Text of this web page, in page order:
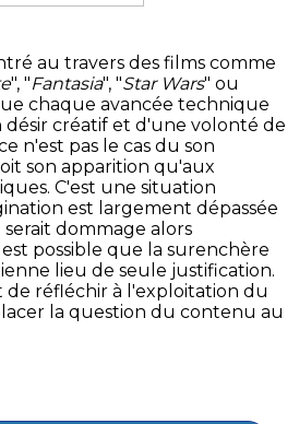
au travers des films comme
", "Fantasia", "Star Wars" ou
chaque avancée technique
créatif et d'une volonté de
n'est pas le cas du son
son apparition qu'aux
C'est une situation
est largement dépassée
dommage alors
possible que la surenchère
lieu de seule justification.
de réfléchir à l'exploitation du
la question du contenu au